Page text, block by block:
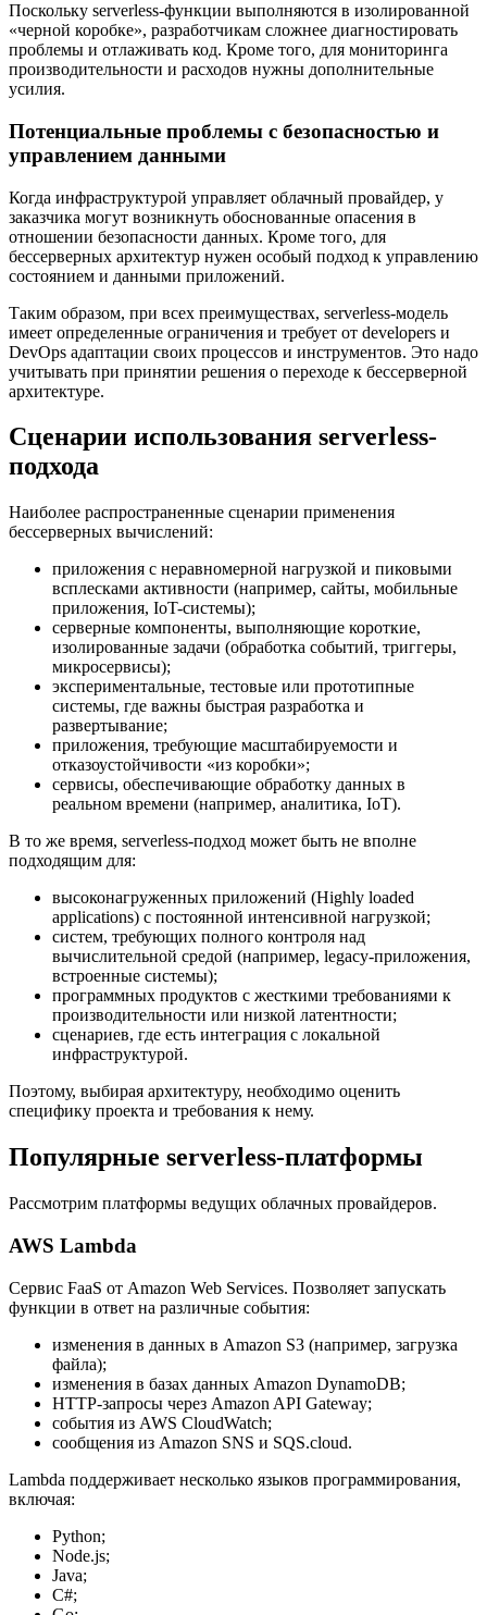
Поскольку serverless-функции выполняются в изолированной
«черной коробке», разработчикам сложнее диагностировать
проблемы и отлаживать код. Кроме того, для мониторинга
производительности и расходов нужны дополнительные
усилия.
Потенциальные проблемы с безопасностью и
управлением данными
Когда инфраструктурой управляет облачный провайдер, у
заказчика могут возникнуть обоснованные опасения в
отношении безопасности данных. Кроме того, для
бессерверных архитектур нужен особый подход к управлению
состоянием и данными приложений.
Таким образом, при всех преимуществах, serverless-модель
имеет определенные ограничения и требует от developers и
DevOps адаптации своих процессов и инструментов. Это надо
учитывать при принятии решения о переходе к бессерверной
архитектуре.
Сценарии использования serverless-
подхода
Наиболее распространенные сценарии применения
бессерверных вычислений:
приложения с неравномерной нагрузкой и пиковыми
всплесками активности (например, сайты, мобильные
приложения, IoT-системы);
серверные компоненты, выполняющие короткие,
изолированные задачи (обработка событий, триггеры,
микросервисы);
экспериментальные, тестовые или прототипные
системы, где важны быстрая разработка и
развертывание;
приложения, требующие масштабируемости и
отказоустойчивости «из коробки»;
сервисы, обеспечивающие обработку данных в
реальном времени (например, аналитика, IoT).
В то же время, serverless-подход может быть не вполне
подходящим для:
высоконагруженных приложений (Highly loaded
applications) с постоянной интенсивной нагрузкой;
систем, требующих полного контроля над
вычислительной средой (например, legacy-приложения,
встроенные системы);
программных продуктов с жесткими требованиями к
производительности или низкой латентности;
сценариев, где есть интеграция с локальной
инфраструктурой.
Поэтому, выбирая архитектуру, необходимо оценить
специфику проекта и требования к нему.
Популярные serverless-платформы
Рассмотрим платформы ведущих облачных провайдеров.
AWS Lambda
Сервис FaaS от Amazon Web Services. Позволяет запускать
функции в ответ на различные события:
изменения в данных в Amazon S3 (например, загрузка
файла);
изменения в базах данных Amazon DynamoDB;
HTTP-запросы через Amazon API Gateway;
события из AWS CloudWatch;
сообщения из Amazon SNS и SQS.cloud.
Lambda поддерживает несколько языков программирования,
включая:
Python;
Node.js;
Java;
C#;